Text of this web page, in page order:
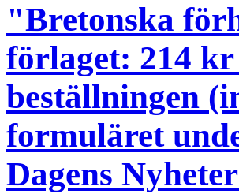
"Bretonska
förlaget: 214
beställningen
formuläret
Dagens